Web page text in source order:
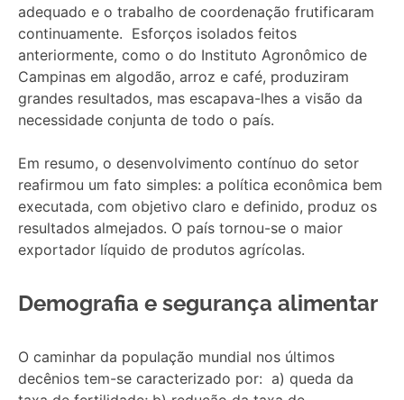
adequado e o trabalho de coordenação frutificaram
continuamente. Esforços isolados feitos
anteriormente, como o do Instituto Agronômico de
Campinas em algodão, arroz e café, produziram
grandes resultados, mas escapava-lhes a visão da
necessidade conjunta de todo o país.
Em resumo, o desenvolvimento contínuo do setor
reafirmou um fato simples: a política econômica bem
executada, com objetivo claro e definido, produz os
resultados almejados. O país tornou-se o maior
exportador líquido de produtos agrícolas.
Demografia e segurança alimentar
O caminhar da população mundial nos últimos
decênios tem-se caracterizado por: a) queda da